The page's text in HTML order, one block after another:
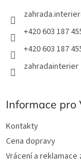
zahrada.interier
+420 603 187
+420 603 187
zahradainterier
Informace pro
Kontakty
Cena dopravy
Vrácení a reklamace